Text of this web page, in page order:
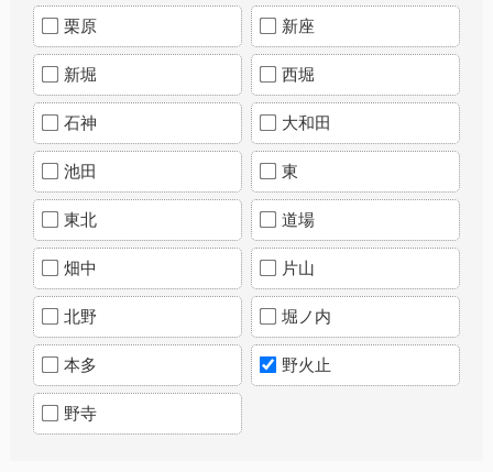
栗原 新座
新堀 西堀
石神 大和田
池田 東
東北 道場
畑中 片山
北野 堀ノ内
本多 野火止
野寺